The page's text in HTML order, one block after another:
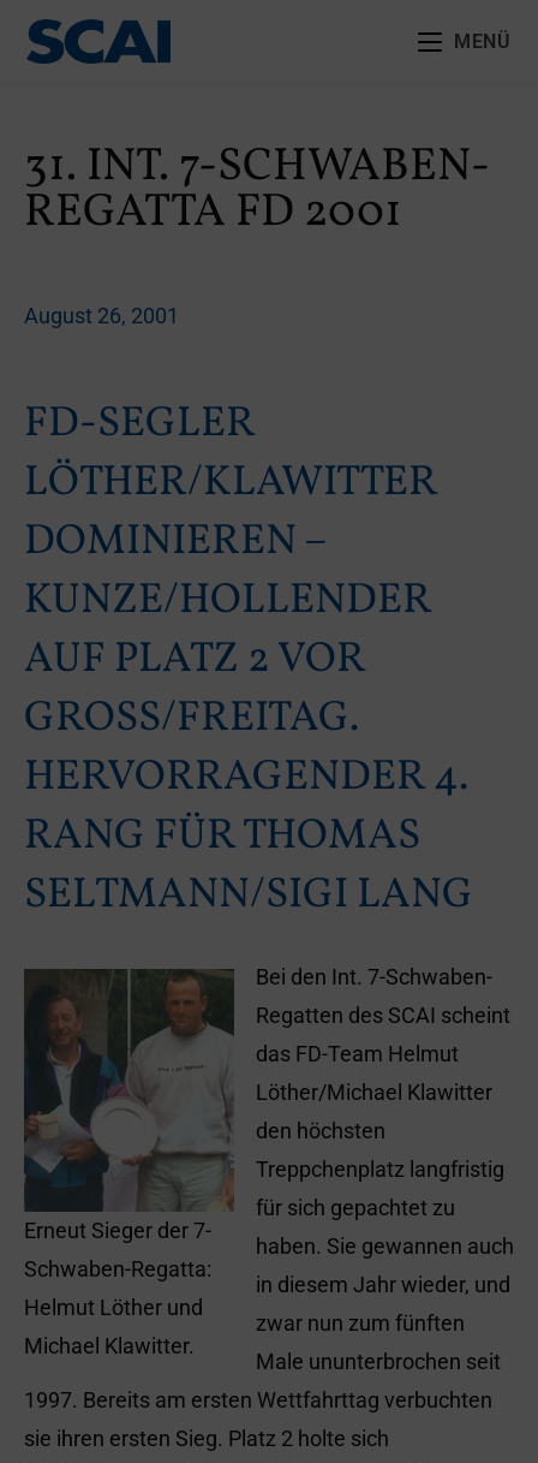
MENÜ
31. INT. 7-SCHWABEN-
REGATTA FD 2001
August 26, 2001
FD-SEGLER
LÖTHER/KLAWITTER
DOMINIEREN –
KUNZE/HOLLENDER
AUF PLATZ 2 VOR
GROSS/FREITAG.
HERVORRAGENDER 4.
RANG FÜR THOMAS
SELTMANN/SIGI LANG
Erneut Sieger der 7-
Schwaben-Regatta:
Helmut Löther und
Michael Klawitter.
Bei den Int. 7-Schwaben-
Regatten des SCAI scheint
das FD-Team Helmut
Löther/Michael Klawitter
den höchsten
Treppchenplatz langfristig
für sich gepachtet zu
haben. Sie gewannen auch
in diesem Jahr wieder, und
zwar nun zum fünften
Male ununterbrochen seit
1997. Bereits am ersten Wettfahrttag verbuchten
sie ihren ersten Sieg. Platz 2 holte sich